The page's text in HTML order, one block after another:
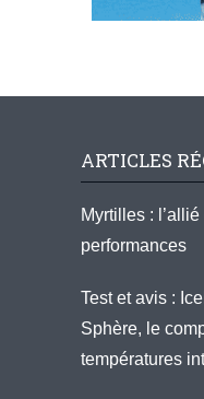
ARTICLES
Myrtilles :
performances
Test et avis :
Sphère, le
températures